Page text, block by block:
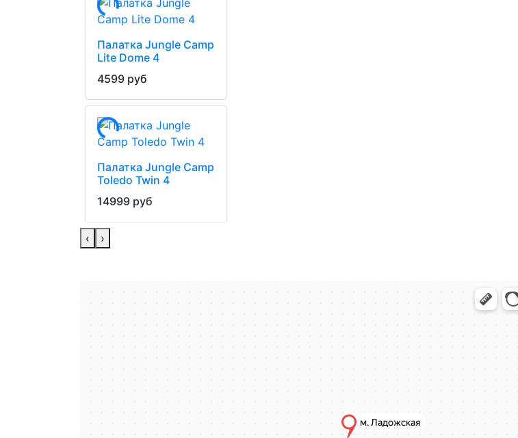
Палатка Jungle Camp
Lite Dome 4
4599 руб
Палатка Jungle Camp
Toledo Twin 4
14999 руб
‹ ›